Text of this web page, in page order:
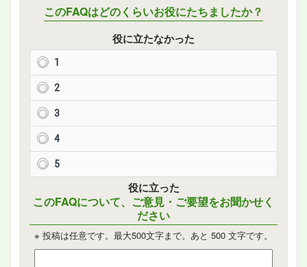
このFAQはどのくらいお役にたちましたか？
役に立たなかった
1
2
3
4
5
役に立った
このFAQについて、ご意見・ご要望をお聞かせく
ださい
※ 投稿は任意です。最大500文字まで。あと 500 文字です。